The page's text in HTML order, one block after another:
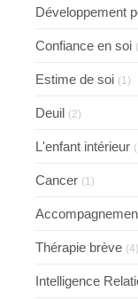
Développement
Confiance en soi
Estime de soi (1)
Deuil (2)
L'enfant intérieur
Cancer (1)
Thérapie brève (4)
Intelligence